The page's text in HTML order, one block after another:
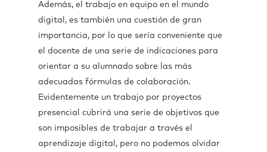
Además, el trabajo en equipo en el mundo
digital, es también una cuestión de gran
importancia, por lo que sería conveniente que
el docente de una serie de indicaciones para
orientar a su alumnado sobre las más
adecuadas fórmulas de colaboración.
Evidentemente un trabajo por proyectos
presencial cubrirá una serie de objetivos que
son imposibles de trabajar a través el
aprendizaje digital, pero no podemos olvidar